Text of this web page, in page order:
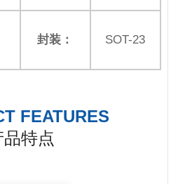
封装： SOT-23
FEATURES
品特点